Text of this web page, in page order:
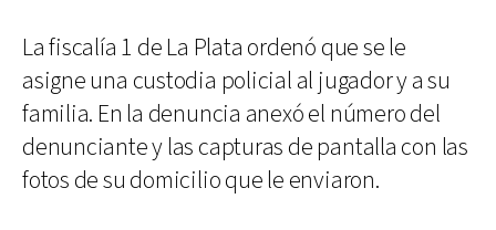
La fiscalía 1 de La Plata ordenó que se le
asigne una custodia policial al jugador y a su
familia. En la denuncia anexó el número del
denunciante y las capturas de pantalla con las
fotos de su domicilio que le enviaron.